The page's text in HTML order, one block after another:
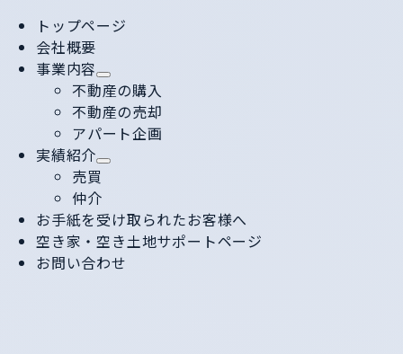
トップページ
会社概要
事業内容
不動産の購入
不動産の売却
アパート企画
実績紹介
売買
仲介
お手紙を受け取られたお客様へ
空き家・空き土地サポートページ
お問い合わせ